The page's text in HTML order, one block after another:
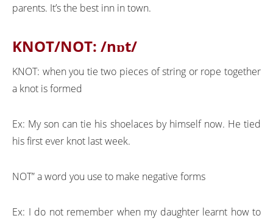
parents. It’s the best inn in town.
KNOT/NOT: /nɒt/
KNOT: when you tie two pieces of string or rope together
a knot is formed
Ex: My son can tie his shoelaces by himself now. He tied
his first ever knot last week.
NOT” a word you use to make negative forms
Ex: I do not remember when my daughter learnt how to